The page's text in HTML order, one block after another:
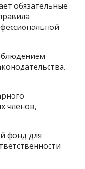
обязательные
членов,
фонд для